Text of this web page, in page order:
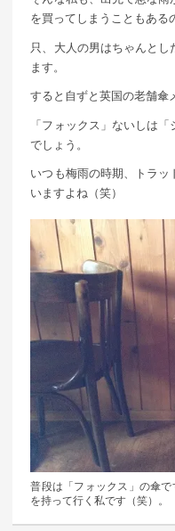
を買ってしまうこともある
只、大人の男はちゃんと
ます。
すると自ずと英国の老舗傘
「フォックス」ないしは
でしょう。
いつも梅雨の時期、トラ
いますよね（笑）
普段は「フォックス」の傘
を持って行く私です（笑）。